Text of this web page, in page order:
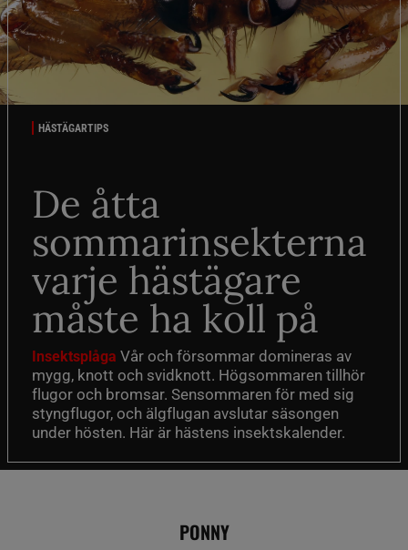
HÄSTÄGARTIPS
De åtta
sommarinsekterna
varje hästägare
måste ha koll på
Insektsplåga Vår och försommar domineras av
mygg, knott och svidknott. Högsommaren tillhör
flugor och bromsar. Sensommaren för med sig
styngflugor, och älgflugan avslutar säsongen
under hösten. Här är hästens insektskalender.
PONNY